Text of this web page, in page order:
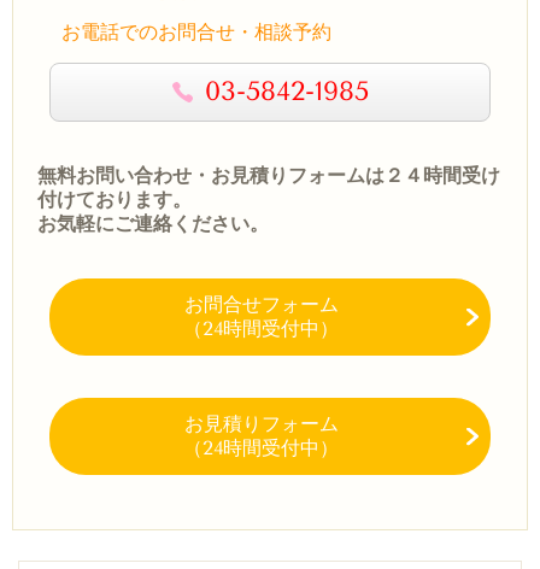
お電話でのお問合せ・相談予約
03-5842-1985
無料お問い合わせ・お見積りフォームは２４時間受け
付けております。
お気軽にご連絡ください。
お問合せフォーム
（24時間受付中）
お見積りフォーム
（24時間受付中）